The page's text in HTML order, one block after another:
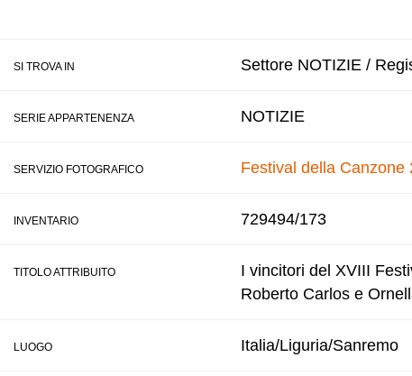
SI TROVA IN Settore NOTIZIE /
SERIE APPARTENENZA NOTIZIE
SERVIZIO FOTOGRAFICO Festival della Canzone
INVENTARIO 729494/173
TITOLO ATTRIBUITO
I vincitori del XVIII
Roberto Carlos e
LUOGO Italia/Liguria/Sanremo